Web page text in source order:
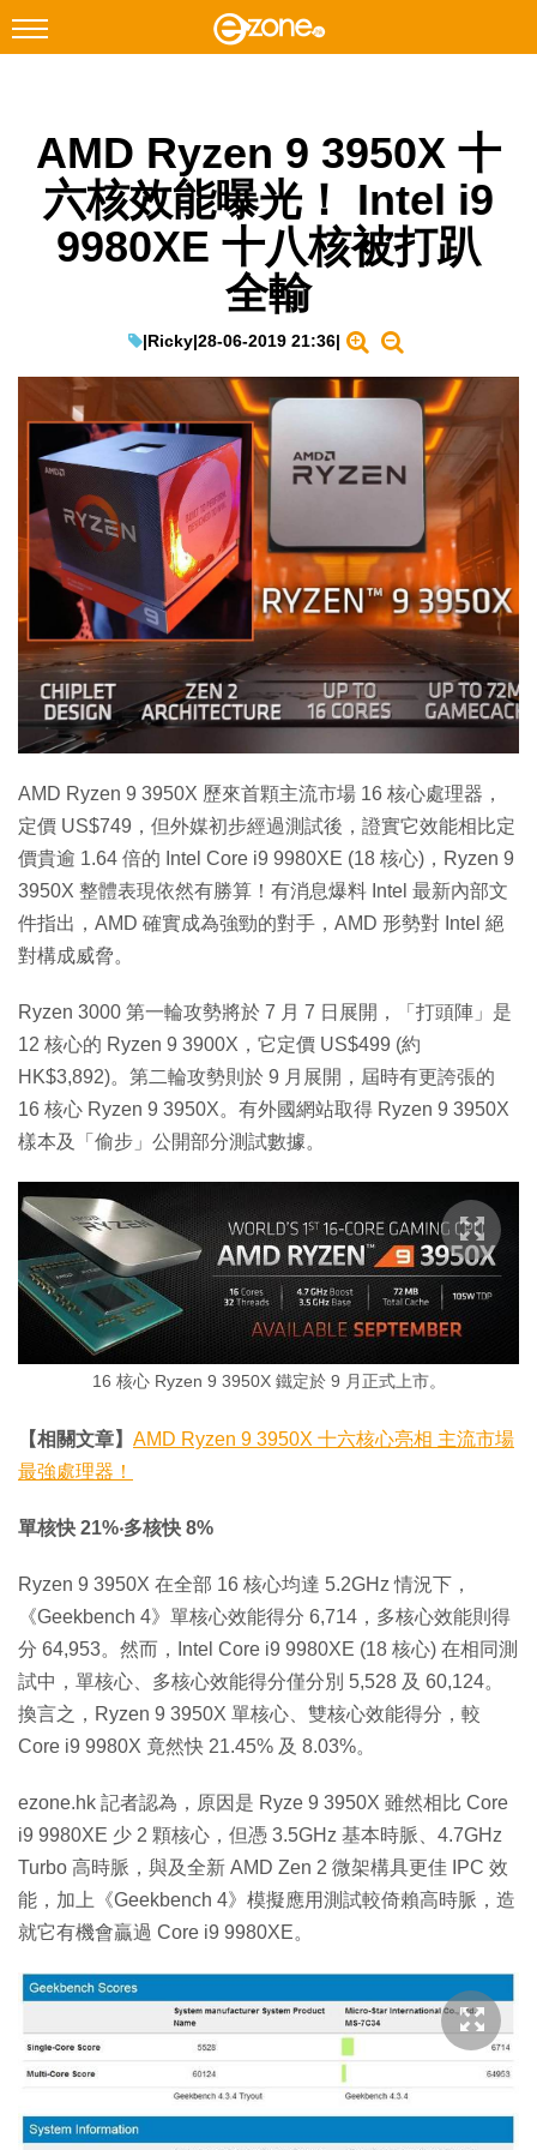
Facebook Instagram
科技焦點
網絡生活
EduTech
IT Times
生成式AI與雲端應用
Enterprise Digital Transformation
特集
AMD Ryzen 9 3950X 十
六核效能曝光！ Intel i9
9980XE 十八核被打趴
全輸
|Ricky|28-06-2019 21:36|
AMD Ryzen 9 3950X 歷來首顆主流市場 16 核心處理器，
定價 US$749，但外媒初步經過測試後，證實它效能相比定
價貴逾 1.64 倍的 Intel Core i9 9980XE (18 核心)，Ryzen 9
3950X 整體表現依然有勝算！有消息爆料 Intel 最新內部文
件指出，AMD 確實成為強勁的對手，AMD 形勢對 Intel 絕
對構成威脅。
Ryzen 3000 第一輪攻勢將於 7 月 7 日展開，「打頭陣」是
12 核心的 Ryzen 9 3900X，它定價 US$499 (約
HK$3,892)。第二輪攻勢則於 9 月展開，屆時有更誇張的
16 核心 Ryzen 9 3950X。有外國網站取得 Ryzen 9 3950X
樣本及「偷步」公開部分測試數據。
16 核心 Ryzen 9 3950X 鐵定於 9 月正式上市。
【相關文章】 AMD Ryzen 9 3950X 十六核心亮相 主流市場
最強處理器！
單核快 21%‧多核快 8%
Ryzen 9 3950X 在全部 16 核心均達 5.2GHz 情況下，
《Geekbench 4》單核心效能得分 6,714，多核心效能則得
分 64,953。然而，Intel Core i9 9980XE (18 核心) 在相同測
試中，單核心、多核心效能得分僅分別 5,528 及 60,124。
換言之，Ryzen 9 3950X 單核心、雙核心效能得分，較
Core i9 9980X 竟然快 21.45% 及 8.03%。
ezone.hk 記者認為，原因是 Ryze 9 3950X 雖然相比 Core
i9 9980XE 少 2 顆核心，但憑 3.5GHz 基本時脈、4.7GHz
Turbo 高時脈，與及全新 AMD Zen 2 微架構具更佳 IPC 效
能，加上《Geekbench 4》模擬應用測試較倚賴高時脈，造
就它有機會贏過 Core i9 9980XE。